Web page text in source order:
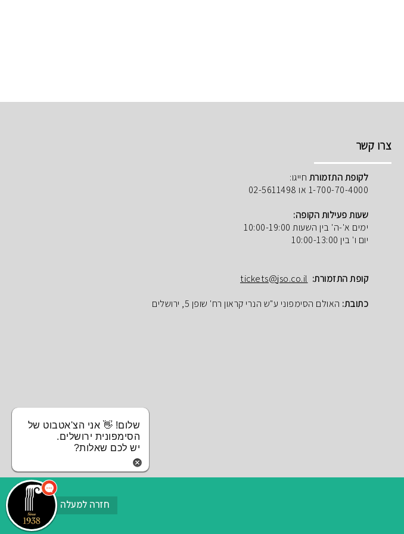
צרו קשר
לקופת התזמורת חייגו:
1-700-70-4000 או 02-5611498
שעות פעילות הקופה:
ימים א'-ה' בין השעות 10:00-19:00
יום ו' בין 10:00-13:00
קופת התזמורת: tickets@jso.co.il
כתובת: האולם הסימפוני ע"ש הנרי קראון רח' שופן 5, ירושלים
חזרה למעלה
שלום! 👋 אני הצ'אטבוט של
הסימפונית ירושלים.
יש לכם שאלות?